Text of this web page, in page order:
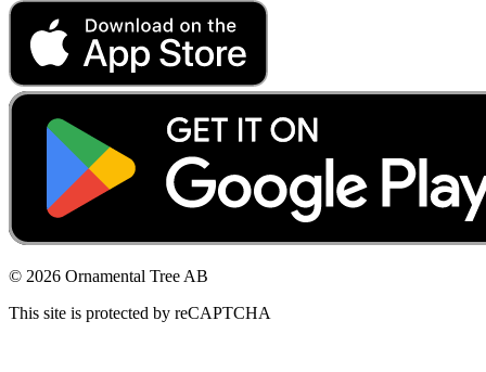
© 2026 Ornamental Tree AB
This site is protected by reCAPTCHA